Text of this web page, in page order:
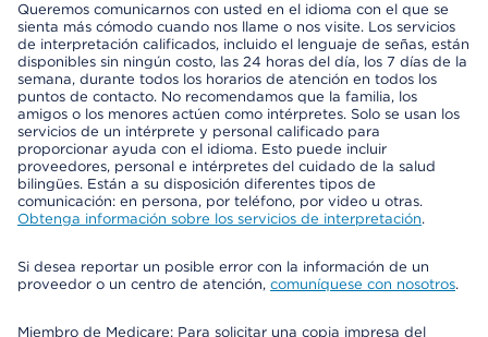
Queremos comunicarnos con usted en el idioma con el que se
sienta más cómodo cuando nos llame o nos visite. Los servicios
de interpretación calificados, incluido el lenguaje de señas, están
disponibles sin ningún costo, las 24 horas del día, los 7 días de la
semana, durante todos los horarios de atención en todos los
puntos de contacto. No recomendamos que la familia, los
amigos o los menores actúen como intérpretes. Solo se usan los
servicios de un intérprete y personal calificado para
proporcionar ayuda con el idioma. Esto puede incluir
proveedores, personal e intérpretes del cuidado de la salud
bilingües. Están a su disposición diferentes tipos de
comunicación: en persona, por teléfono, por video u otras.
Obtenga información sobre los servicios de interpretación.
Si desea reportar un posible error con la información de un
proveedor o un centro de atención, comuníquese con nosotros.
Miembro de Medicare: Para solicitar una copia impresa del